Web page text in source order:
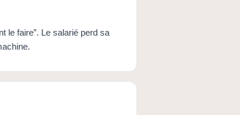
le faire”. Le salarié perd sa